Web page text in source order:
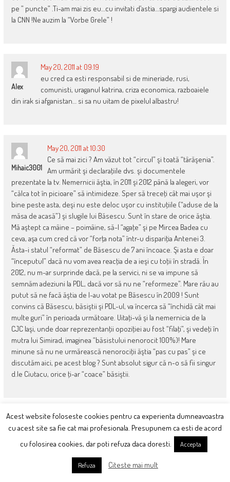
pe ” puncte” .Ti-am mai zis eu…cu invitati d’astia…spargi audientele si
la CNN !Ne auzim la “Vorbe Grele” !
Alex
May 20, 2011 at 09:19
eu cred ca esti responsabil si de mineriade, rusi,
comunisti, uraganul katrina, criza economica, razboaiele
din irak si afganistan… si sa nu uitam de pixelul albastru!
Mihaic3001
May 20, 2011 at 10:30
Ce să mai zici ? Am văzut tot “circul” şi toată “târăşenia”.
Am urmărit şi declaraţiile dvs. şi documentele
prezentate la tv. Nemernicii ăştia, în 2011 şi 2012 până la alegeri, vor
“călca tot în picioare” să intimideze. Sper să treceţi cât mai uşor şi
bine peste asta, deşi nu este deloc uşor cu instituţiile (“aduse de la
măsa de acasă”) şi slugile lui Băsescu. Sunt în stare de orice ăştia.
Mă aştept ca mâine – poimâine, să-l “agaţe” şi pe Mircea Badea cu
ceva, aşa cum cred că vor “forţa nota” într-u dispariţia Antenei 3.
Ăsta-i statul “reformat” de Băsescu de 7 ani încoace. Şi asta e doar
“începutul” dacă nu vom avea reacţia de a ieşi cu toţii în stradă. În
2012, nu m-ar surprinde dacă, pe la servici, ni se va impune să
semnăm adeziuni la PDL, dacă vor să nu ne “reformeze”. Mare rău au
putut să ne facă ăştia de l-au votat pe Băsescu în 2009 ! Sunt
convins că Băsescu, băsiştii şi PDL-ul, va încerca să “închidă cât mai
multe guri” în perioada următoare. Uitaţi-vă şi la nemernicia de la
CJC Iaşi, unde doar reprezentanţii opoziţiei au fost “filaţi”, şi vedeţi în
mutra lui Simirad, imaginea “băsistului nenorocit 100%)! Mare
minune să nu ne urmărească nenorociţii ăştia “pas cu pas” şi ce
discutăm aici, pe acest blog ? Sunt absolut sigur că n-o să fii singur
d.le Ciutacu, orice ţi-ar “coace” băsiştii.
May 20, 2011 at 13:56
Mi-a fost greu sa il diger pe Iliescu, aveam aproape de 25
de ani la Revolutie, eu totusi îi spun asa.
Un fapt mi-a intarit si mai mult convingerea f.recent. Un american de
vreo 60 de ani a castigat 2 milioane$ la loterie.I s-a reprosat ca
Acest website foloseste cookies pentru ca experienta dumneavoastra
cu acest site sa fie cat mai profesionala. Presupunem ca esti de acord
cu folosirea cookies, dar poti refuza daca doresti.
Accepta
Refuza Citeste mai mult